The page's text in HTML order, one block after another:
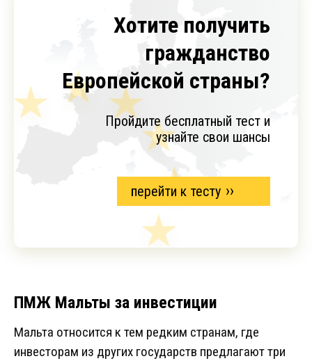
Хотите получить
гражданство
Европейской страны?
Пройдите бесплатный тест и
узнайте свои шансы
перейти к тесту
ПМЖ Мальты за инвестиции
Мальта относится к тем редким странам, где
инвесторам из других государств предлагают три